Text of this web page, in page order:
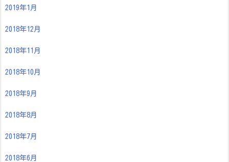
2019年1月
2018年12月
2018年11月
2018年10月
2018年9月
2018年8月
2018年7月
2018年6月